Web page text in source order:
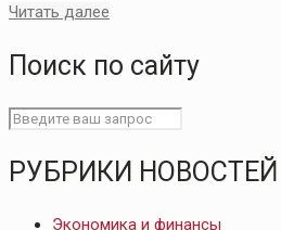
Читать далее
Поиск по сайту
РУБРИКИ НОВОСТЕЙ
Экономика и финансы